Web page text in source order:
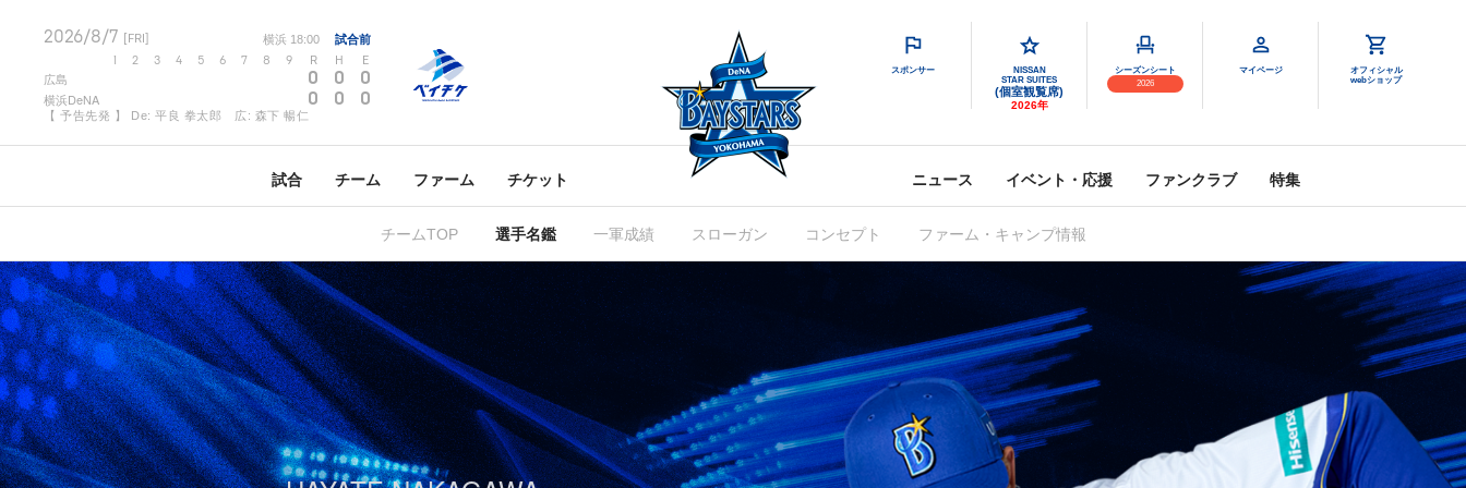
2026/8/7 [FRI] 横浜 18:00 試合前
2 3 4 5 6 7 8 9 R H E
広島 0 0 0
横浜DeNA 0 0 0
【 予告先発 】 De: 平良 拳太郎 広: 森下 暢仁
スポンサー
NISSAN
STAR SUITES
(個室観覧席)
2026年
シーズンシート
2026
マイページ
オフィシャル
webショップ
試合 チーム ファーム チケット ニュース イベント・応援 ファンクラブ 特集
チームTOP 選手名鑑 一軍成績 スローガン コンセプト ファーム・キャンプ情報